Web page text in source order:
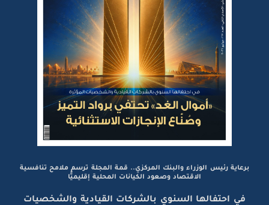
برعاية رئيس الوزراء والبنك المركزي.. قمة المجلة ترسم ملامح تنافسية
الاقتصاد وصعود الكيانات المحلية إقليميًّا
في احتفالها السنوي بالشركات القيادية والشخصيات